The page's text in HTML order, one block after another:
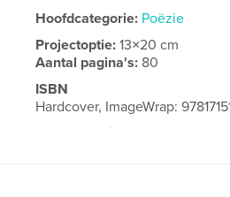
Hoofdcategorie: Poëzie
Projectoptie:13×20 cm
Aantal pagina's: 80
ISBN
Hardcover, ImageWrap:
Datum publiceren: